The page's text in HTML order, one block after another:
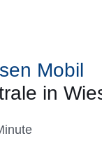
Mobil
in